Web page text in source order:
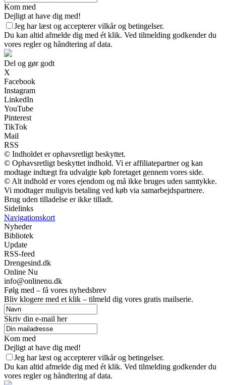
Kom med
Dejligt at have dig med!
Jeg har læst og accepterer vilkår og betingelser.
Du kan altid afmelde dig med ét klik. Ved tilmelding godkender du
vores regler og håndtering af data.
Del og gør godt
X
Facebook
Instagram
LinkedIn
YouTube
Pinterest
TikTok
Mail
RSS
© Indholdet er ophavsretligt beskyttet.
© Ophavsretligt beskyttet indhold. Vi er affiliatepartner og kan
modtage indtægt fra udvalgte køb foretaget gennem vores side.
© Alt indhold er vores ejendom og må ikke bruges uden samtykke.
Vi modtager muligvis betaling ved køb via samarbejdspartnere.
Brug uden tilladelse er ikke tilladt.
Sidelinks
Navigationskort
Nyheder
Bibliotek
Update
RSS-feed
Drengesind.dk
Online Nu
info@onlinenu.dk
Følg med – få vores nyhedsbrev
Bliv klogere med et klik – tilmeld dig vores gratis mailserie.
Skriv din e-mail her
Kom med
Dejligt at have dig med!
Jeg har læst og accepterer vilkår og betingelser.
Du kan altid afmelde dig med ét klik. Ved tilmelding godkender du
vores regler og håndtering af data.